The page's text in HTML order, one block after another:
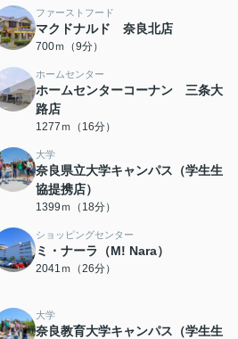
ファーストフード
マクドナルド 奈良北店
700ｍ（9分）
ホームセンター
ホームセンターコーナン 三条大
路店
1277ｍ（16分）
大学
奈良県立大学キャンパス（学生生
協提携店）
1399ｍ（18分）
ショッピングセンター
ミ・ナーラ（M! Nara）
2041ｍ（26分）
大学
奈良教育大学キャンパス（学生生